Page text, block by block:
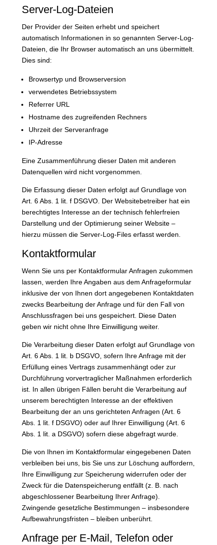
Server-Log-Dateien
Der Provider der Seiten erhebt und speichert
automatisch Informationen in so genannten Server-Log-
Dateien, die Ihr Browser automatisch an uns übermittelt.
Dies sind:
Browsertyp und Browserversion
verwendetes Betriebssystem
Referrer URL
Hostname des zugreifenden Rechners
Uhrzeit der Serveranfrage
IP-Adresse
Eine Zusammenführung dieser Daten mit anderen
Datenquellen wird nicht vorgenommen.
Die Erfassung dieser Daten erfolgt auf Grundlage von
Art. 6 Abs. 1 lit. f DSGVO. Der Websitebetreiber hat ein
berechtigtes Interesse an der technisch fehlerfreien
Darstellung und der Optimierung seiner Website –
hierzu müssen die Server-Log-Files erfasst werden.
Kontaktformular
Wenn Sie uns per Kontaktformular Anfragen zukommen
lassen, werden Ihre Angaben aus dem Anfrageformular
inklusive der von Ihnen dort angegebenen Kontaktdaten
zwecks Bearbeitung der Anfrage und für den Fall von
Anschlussfragen bei uns gespeichert. Diese Daten
geben wir nicht ohne Ihre Einwilligung weiter.
Die Verarbeitung dieser Daten erfolgt auf Grundlage von
Art. 6 Abs. 1 lit. b DSGVO, sofern Ihre Anfrage mit der
Erfüllung eines Vertrags zusammenhängt oder zur
Durchführung vorvertraglicher Maßnahmen erforderlich
ist. In allen übrigen Fällen beruht die Verarbeitung auf
unserem berechtigten Interesse an der effektiven
Bearbeitung der an uns gerichteten Anfragen (Art. 6
Abs. 1 lit. f DSGVO) oder auf Ihrer Einwilligung (Art. 6
Abs. 1 lit. a DSGVO) sofern diese abgefragt wurde.
Die von Ihnen im Kontaktformular eingegebenen Daten
verbleiben bei uns, bis Sie uns zur Löschung auffordern,
Ihre Einwilligung zur Speicherung widerrufen oder der
Zweck für die Datenspeicherung entfällt (z. B. nach
abgeschlossener Bearbeitung Ihrer Anfrage).
Zwingende gesetzliche Bestimmungen – insbesondere
Aufbewahrungsfristen – bleiben unberührt.
Anfrage per E-Mail, Telefon oder